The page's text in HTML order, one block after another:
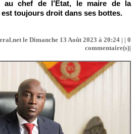
au chef de l’Etat, le maire de la
toujours droit dans ses bottes.
le Dimanche 13 Août 2023 à 20:24 | | 0
commentaire(s)|